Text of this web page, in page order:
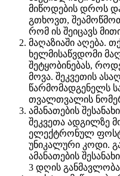
მიწოდების დროს
გთხოვთ,
რომ ის შეიცავს
მაღაზიაში აღება.
ხელმისაწვდომი
შეტყობინებას,
მოვა. შეკვეთის
წარმომადგენელს
თვალთვალის
ამანათების
შეკვეთა ადგილზე
ელექტრონულ
უნიკალური კოდი.
ამანათების
3 დღის